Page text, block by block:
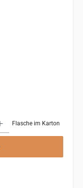
Flasche im Karton